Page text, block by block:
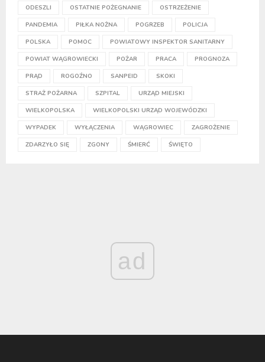
ODESZLI OSTATNIE POŻEGNANIE OSTRZEŻENIE
PANDEMIA PIŁKA NOŻNA POGRZEB POLICJA
POLSKA POMOC POWIATOWY INSPEKTOR SANITARNY
POWIAT WĄGROWIECKI POŻAR PRACA PROGNOZA
PRĄD ROGOŹNO SANPEID SKOKI
STRAŻ POŻARNA SZPITAL URZĄD MIEJSKI
WIELKOPOLSKA WIELKOPOLSKI URZĄD WOJEWÓDZKI
WYPADEK WYŁĄCZENIA WĄGROWIEC ZAGROŻENIE
ZDARZYŁO SIĘ ZGONY ŚMIERĆ ŚWIĘTO
ad